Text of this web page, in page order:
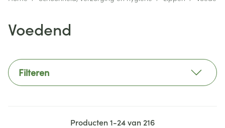
Voedend
Filteren
Producten1-24van 216